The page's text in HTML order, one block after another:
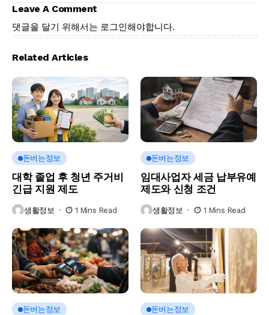
Leave A Comment
댓글을 달기 위해서는 로그인해야합니다.
Related Articles
돈버는정보
대학 졸업 후 청년 주거비
긴급 지원 제도
생활정보 1 Mins Read
돈버는정보
임대사업자 세금 납부유예
제도와 신청 조건
생활정보 1 Mins Read
돈버는정보 돈버는정보